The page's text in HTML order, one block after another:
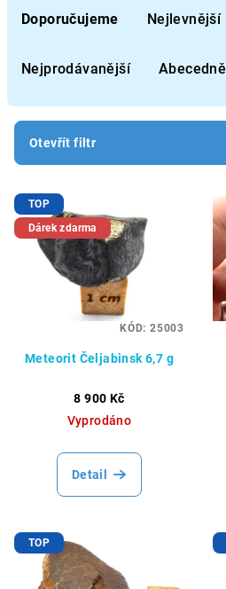
r
o
d
u
Doporučujeme Nejlevnější
Nejprodávanější Abecedně
Otevřít filtr
V
ý
p
TOP
Dárek zdarma
Meteorit Čeljabinsk 6,7 g
8 900 Kč
Vyprodáno
Detail
KÓD:25003
TOP